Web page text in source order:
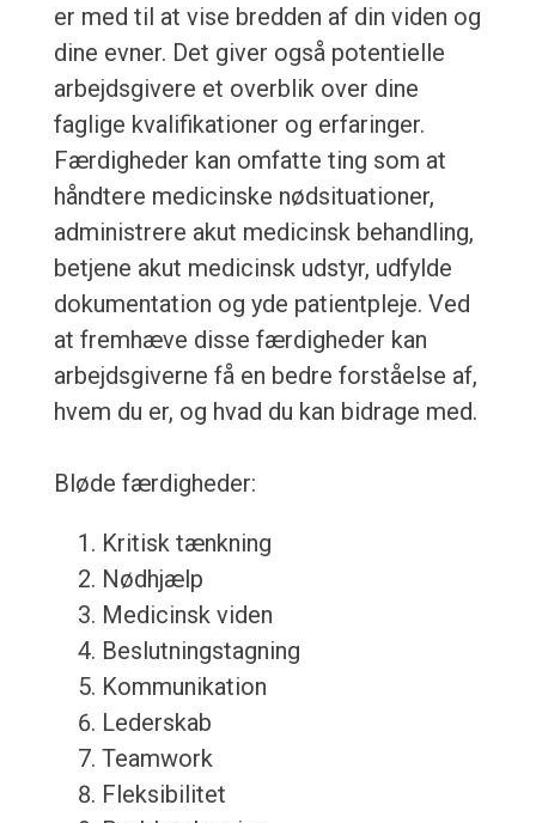
er med til at vise bredden af din viden og
dine evner. Det giver også potentielle
arbejdsgivere et overblik over dine
faglige kvalifikationer og erfaringer.
Færdigheder kan omfatte ting som at
håndtere medicinske nødsituationer,
administrere akut medicinsk behandling,
betjene akut medicinsk udstyr, udfylde
dokumentation og yde patientpleje. Ved
at fremhæve disse færdigheder kan
arbejdsgiverne få en bedre forståelse af,
hvem du er, og hvad du kan bidrage med.
Bløde færdigheder:
Kritisk tænkning
Nødhjælp
Medicinsk viden
Beslutningstagning
Kommunikation
Lederskab
Teamwork
Fleksibilitet